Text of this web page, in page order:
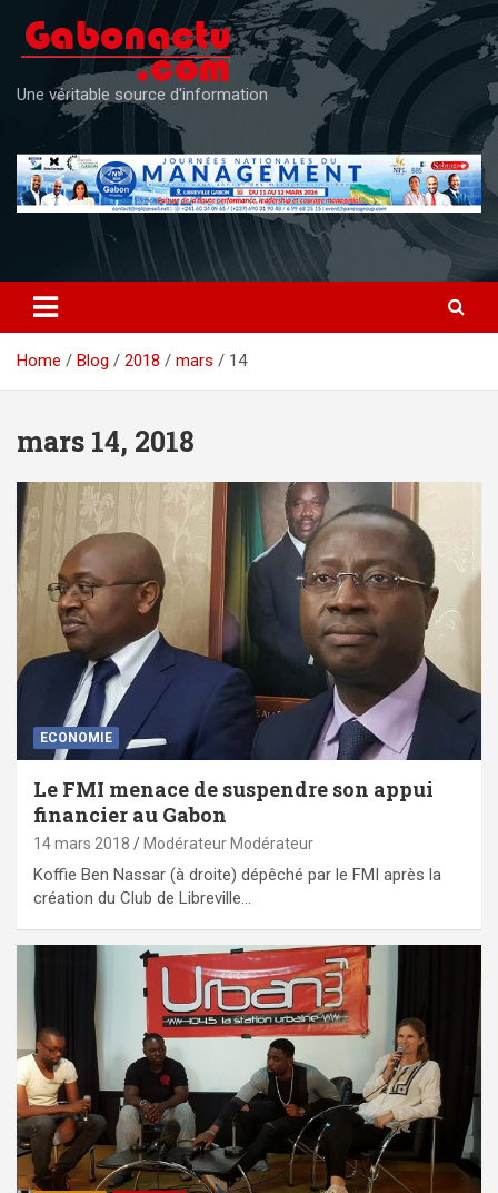
content
Une véritable source d'information
Home Blog 2018 mars 14
mars 14, 2018
ECONOMIE
Le FMI menace de suspendre son appui
financier au Gabon
14 mars 2018 Modérateur Modérateur
Koffie Ben Nassar (à droite) dépêché par le FMI après la
création du Club de Libreville…